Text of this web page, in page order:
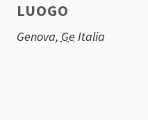
LUOGO
Genova, Ge Italia